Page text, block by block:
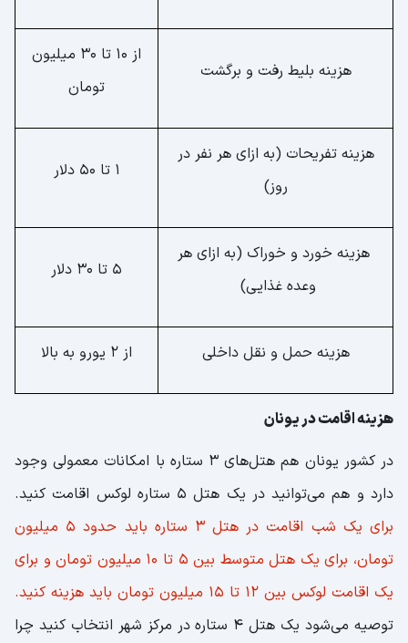
هزینه بلیط رفت و برگشت
از 10 تا 30 میلیون
تومان
هزینه تفریحات (به ازای هر نفر در
روز)
1 تا 50 دلار
هزینه خورد و خوراک (به ازای هر
وعده غذایی)
5 تا 30 دلار
هزینه حمل و نقل داخلی از 2 یورو به بالا
هزینه اقامت در یونان
در کشور یونان هم هتل‌های 3 ستاره با امکانات معمولی وجود
دارد و هم می‌توانید در یک هتل 5 ستاره لوکس اقامت کنید.
برای یک شب اقامت در هتل 3 ستاره باید حدود 5 میلیون
تومان، برای یک هتل متوسط بین 5 تا 10 میلیون تومان و برای
یک اقامت لوکس بین 12 تا 15 میلیون تومان باید هزینه کنید.
توصیه می‌شود یک هتل 4 ستاره در مرکز شهر انتخاب کنید چرا